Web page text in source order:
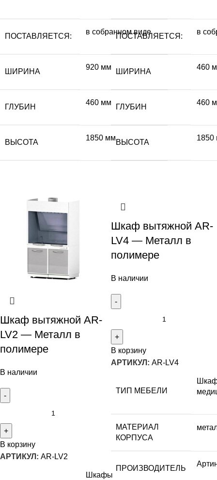
ПОСТАВЛЯЕТСЯ:
в собранном виде
ШИРИНА
920 мм
ГЛУБИН
460 мм
ВЫСОТА
1850 мм
ПОСТАВЛЯЕТСЯ:
в
ШИРИНА
460
ГЛУБИН
460
ВЫСОТА
1850
Шкаф вытяжной AR-
LV2 — Металл в
полимере
В наличии
В корзину
АРТИКУЛ: AR-LV2
Шкафы
Шкаф вытяжной AR-
LV4 — Металл в
полимере
В наличии
В корзину
АРТИКУЛ: AR-LV4
ТИП МЕБЕЛИ
МАТЕРИАЛ
КОРПУСА
ПРОИЗВОДИТЕЛЬ